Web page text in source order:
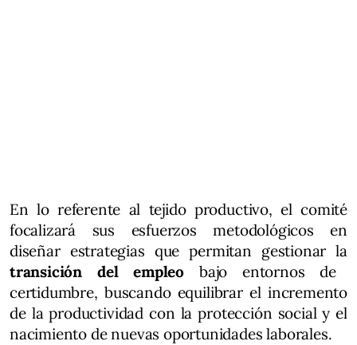
En lo referente al tejido productivo, el comité
focalizará sus esfuerzos metodológicos en
diseñar estrategias que permitan gestionar la
transición del empleo bajo entornos de
certidumbre, buscando equilibrar el incremento
de la productividad con la protección social y el
nacimiento de nuevas oportunidades laborales.